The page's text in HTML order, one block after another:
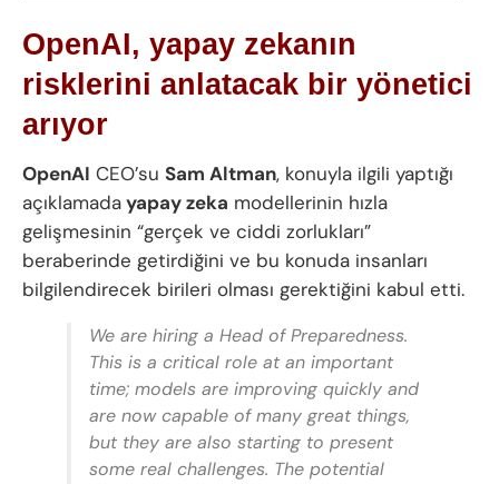
OpenAI, yapay zekanın
risklerini anlatacak bir yönetici
arıyor
OpenAI CEO’su Sam Altman, konuyla ilgili yaptığı
açıklamadayapay zeka modellerinin hızla
gelişmesinin “gerçek ve ciddi zorlukları”
beraberinde getirdiğini ve bu konuda insanları
bilgilendirecek birileri olması gerektiğini kabul etti.
We are hiring a Head of Preparedness.
This is a critical role at an important
time; models are improving quickly and
are now capable of many great things,
but they are also starting to present
some real challenges. The potential